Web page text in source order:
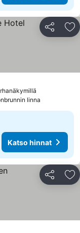
Jaa
linna
Katso hinnat
Jaa